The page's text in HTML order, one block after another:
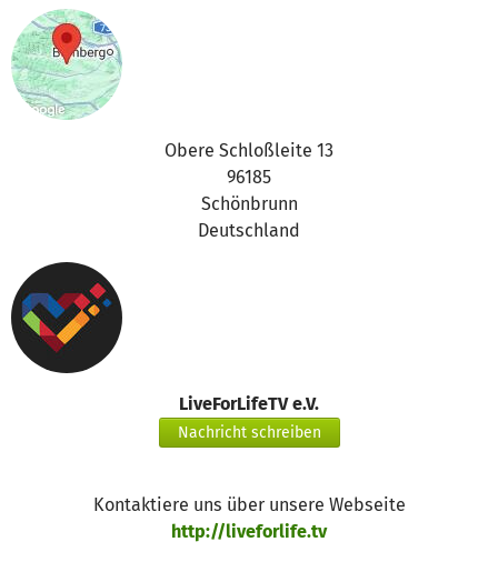
dabei jederzeit gewährleistet.
Obere Schloßleite 13
96185
Schönbrunn
Deutschland
LiveForLifeTV e.V.
Nachricht schreiben
Kontaktiere uns über unsere Webseite
http://liveforlife.tv